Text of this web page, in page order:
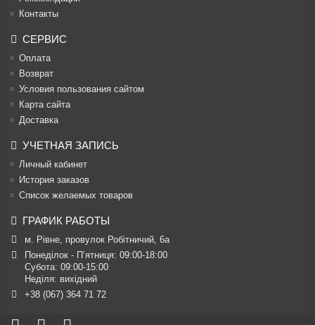
Контакты
СЕРВИС
Оплата
Возврат
Условия пользования сайтом
Карта сайта
Доставка
УЧЕТНАЯ ЗАПИСЬ
Личный кабинет
История заказов
Список желаемых товаров
ГРАФИК РАБОТЫ
м. Рівне, провулок Робітничий, 6а
Понеділок - П’ятниця: 09:00-18:00
Субота: 09:00-15:00
Неділя: вихідний
+38 (067) 364 71 72